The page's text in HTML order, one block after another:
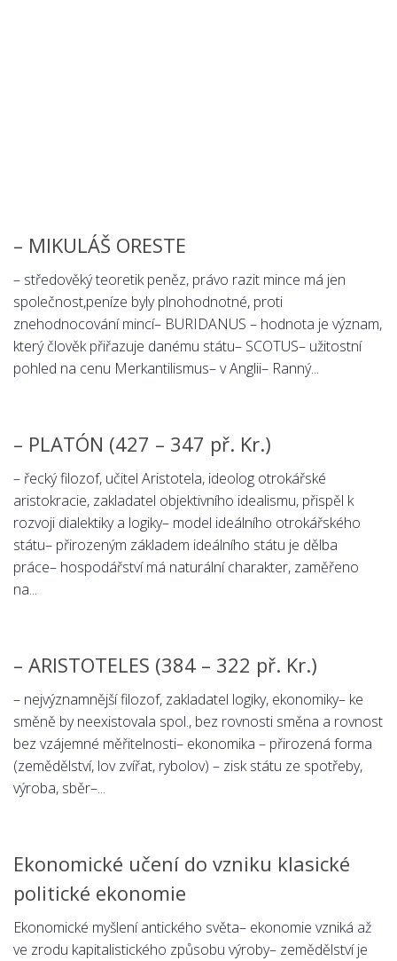
Management
Němčina
Občanská nauka
Pedagogika
Společenské vědy
Technika
Účetnictví
Zdravotnictví
Zeměpis
Novinky
– MIKULÁŠ ORESTE
– středověký teoretik peněz, právo razit mince má jen
společnost,peníze byly plnohodnotné, proti
znehodnocování mincí– BURIDANUS – hodnota je význam,
který člověk přiřazuje danému státu– SCOTUS– užitostní
pohled na cenu Merkantilismus– v Anglii– Ranný...
– PLATÓN (427 – 347 př. Kr.)
– řecký filozof, učitel Aristotela, ideolog otrokářské
aristokracie, zakladatel objektivního idealismu, přispěl k
rozvoji dialektiky a logiky– model ideálního otrokářského
státu– přirozeným základem ideálního státu je dělba
práce– hospodářství má naturální charakter, zaměřeno
na...
– ARISTOTELES (384 – 322 př. Kr.)
– nejvýznamnější filozof, zakladatel logiky, ekonomiky– ke
směně by neexistovala spol., bez rovnosti směna a rovnost
bez vzájemné měřitelnosti– ekonomika – přirozená forma
(zemědělství, lov zvířat, rybolov) – zisk státu ze spotřeby,
výroba, sběr–...
Ekonomické učení do vzniku klasické
politické ekonomie
Ekonomické myšlení antického světa– ekonomie vzniká až
ve zrodu kapitalistického způsobu výroby– zemědělství je